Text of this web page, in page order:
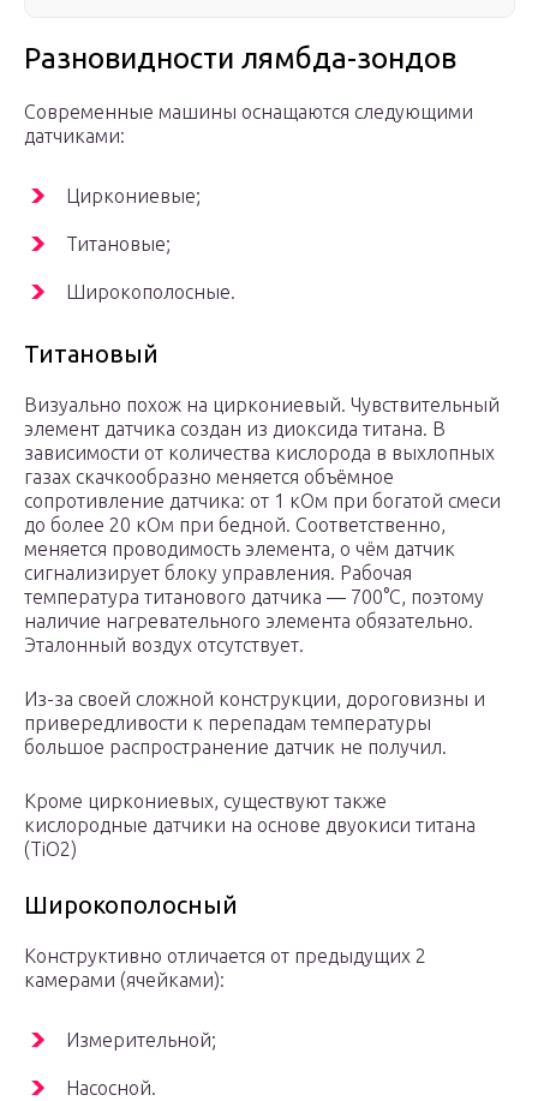
Разновидности лямбда-зондов
Современные машины оснащаются следующими
датчиками:
Циркониевые;
Титановые;
Широкополосные.
Титановый
Визуально похож на циркониевый. Чувствительный
элемент датчика создан из диоксида титана. В
зависимости от количества кислорода в выхлопных
газах скачкообразно меняется объёмное
сопротивление датчика: от 1 кОм при богатой смеси
до более 20 кОм при бедной. Соответственно,
меняется проводимость элемента, о чём датчик
сигнализирует блоку управления. Рабочая
температура титанового датчика — 700°C, поэтому
наличие нагревательного элемента обязательно.
Эталонный воздух отсутствует.
Из-за своей сложной конструкции, дороговизны и
привередливости к перепадам температуры
большое распространение датчик не получил.
Кроме циркониевых, существуют также
кислородные датчики на основе двуокиси титана
(TiO2)
Широкополосный
Конструктивно отличается от предыдущих 2
камерами (ячейками):
Измерительной;
Насосной.